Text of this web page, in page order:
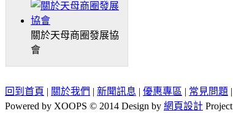
關於天母商圈發展協
會
回到首頁 | 關於我們 | 新聞訊息 | 優惠專區 | 常見問題 |
Powered by XOOPS © 2014 Design by 網頁設計 Project